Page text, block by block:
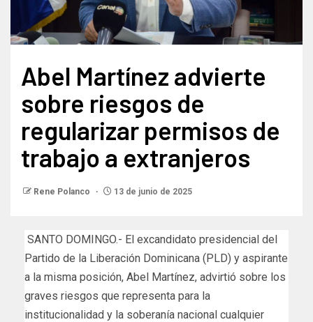
Abel Martínez advierte
sobre riesgos de
regularizar permisos de
trabajo a extranjeros
Rene Polanco 13 de junio de 2025
SANTO DOMINGO.- El excandidato presidencial del
Partido de la Liberación Dominicana (PLD) y aspirante
a la misma posición, Abel Martínez, advirtió sobre los
graves riesgos que representa para la
institucionalidad y la soberanía nacional cualquier